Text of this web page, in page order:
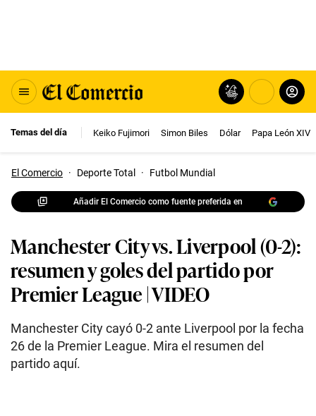
Temas del día Keiko Fujimori Simon Biles Dólar Papa León XIV
El Comercio · Deporte Total · Futbol Mundial
Añadir El Comercio como fuente preferida en
Manchester City vs. Liverpool (0-2):
resumen y goles del partido por
Premier League | VIDEO
Manchester City cayó 0-2 ante Liverpool por la fecha
26 de la Premier League. Mira el resumen del
partido aquí.